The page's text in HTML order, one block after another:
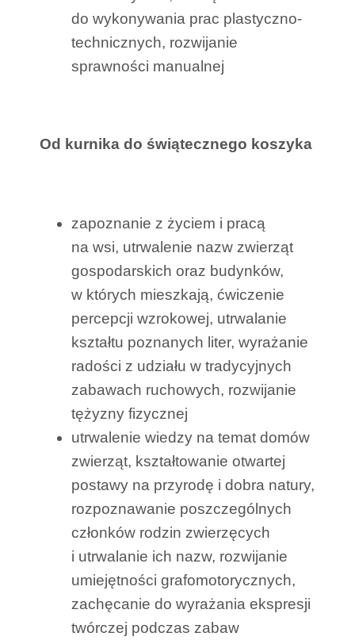
do wykonywania prac plastyczno-
technicznych, rozwijanie
sprawności manualnej
Od kurnika do świątecznego koszyka
zapoznanie z życiem i pracą
na wsi, utrwalenie nazw zwierząt
gospodarskich oraz budynków,
w których mieszkają, ćwiczenie
percepcji wzrokowej, utrwalanie
kształtu poznanych liter, wyrażanie
radości z udziału w tradycyjnych
zabawach ruchowych, rozwijanie
tężyzny fizycznej
utrwalenie wiedzy na temat domów
zwierząt, kształtowanie otwartej
postawy na przyrodę i dobra natury,
rozpoznawanie poszczególnych
członków rodzin zwierzęcych
i utrwalanie ich nazw, rozwijanie
umiejętności grafomotorycznych,
zachęcanie do wyrażania ekspresji
twórczej podczas zabaw